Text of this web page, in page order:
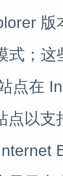
式；
点在
点以